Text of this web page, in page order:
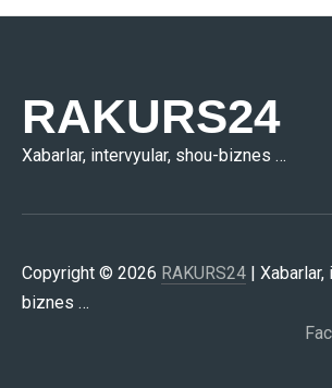
RAKURS24
Xabarlar, intervyular, shou-biznes …
Copyright © 2026 RAKURS24 | Xabarlar,
biznes …